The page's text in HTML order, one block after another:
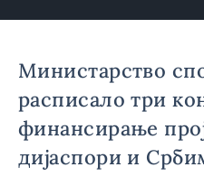
Министарство
расписало три
финансирање
дијаспори и